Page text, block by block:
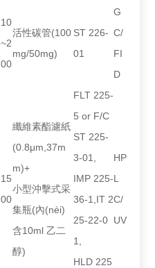
10
~2
00
活性碳管(100
mg/50mg)
ST 226-
01
G
C/
FI
D
15
00
纖維素酯濾紙
(0.8μm,37m
m)+
小型沖擊式采
集瓶(內(nèi)
含10ml 乙二
醇)
FLT 225-
5 or F/C
ST 225-
3-01,
IMP 225-
36-1,IT 2
25-22-0
1,
HLD 225
HP
L
C/
UV